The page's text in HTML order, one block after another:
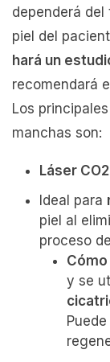
dependerá
piel del
hará un
recomendará
Los
manchas son:
Láser CO2
Ideal para
piel al
proceso
y se